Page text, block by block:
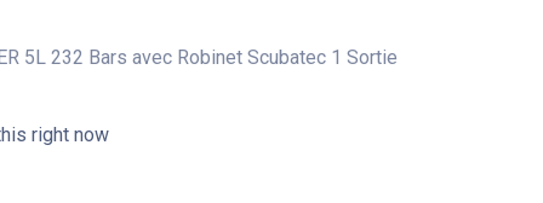
5L 232 Bars avec Robinet Scubatec 1 Sortie
right now